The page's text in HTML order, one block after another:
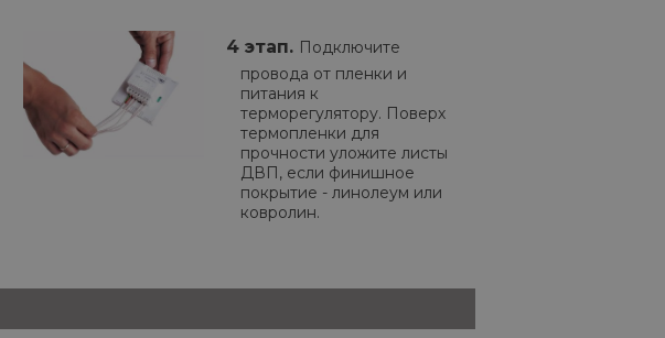
4 этап. Подключите
провода от пленки и
питания к
терморегулятору. Поверх
термопленки для
прочности уложите листы
ДВП, если финишное
покрытие - линолеум или
ковролин.